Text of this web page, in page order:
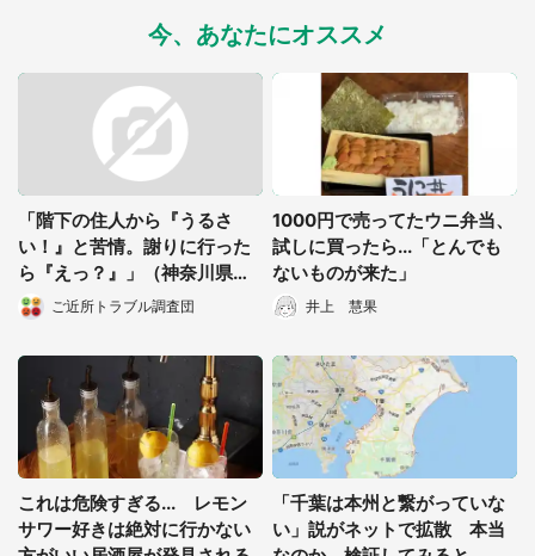
今、あなたにオススメ
「階下の住人から『うるさ
い！』と苦情。謝りに行った
ら『えっ？』」（神奈川県・
30代主婦）
ご近所トラブル調査団
1000円で売ってたウニ弁当、
試しに買ったら...「とんでも
ないものが来た」
井上 慧果
これは危険すぎる... レモン
サワー好きは絶対に行かない
「千葉は本州と繋がっていな
い」説がネットで拡散 本当